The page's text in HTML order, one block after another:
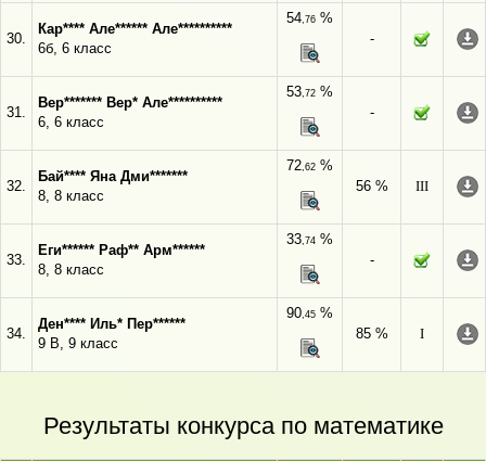
30.
Кар**** Але****** Але**********
6б, 6 класс
54,76 %
-
31.
Вер******* Вер* Але**********
6, 6 класс
53,72 %
-
32.
Бай**** Яна Дми*******
8, 8 класс
72,62 %
56 %
III
33.
Еги****** Раф** Арм******
8, 8 класс
33,74 %
-
34.
Ден**** Иль* Пер******
9 В, 9 класс
90,45 %
85 %
I
Результаты конкурса по математике